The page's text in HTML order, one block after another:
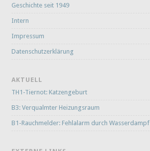
Geschichte seit 1949
Intern
Impressum
Datenschutzerklärung
AKTUELL
TH1-Tiernot: Katzengeburt
B3: Verqualmter Heizungsraum
B1-Rauchmelder: Fehlalarm durch Wasserdampf